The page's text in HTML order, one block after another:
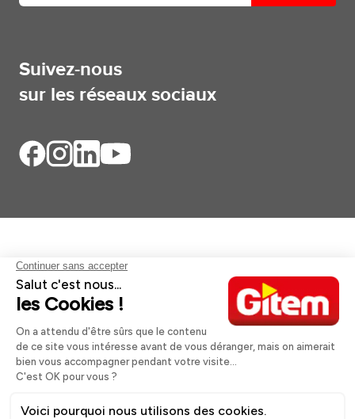
Suivez-nous
sur les réseaux sociaux
Aides et informations
Services
Informations légales
A propos
Nos magasins